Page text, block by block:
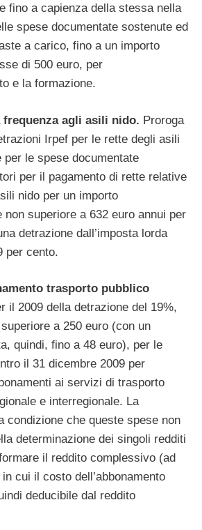
fino a capienza della stessa nella
spese documentate sostenute ed
a carico, fino a un importo
di 500 euro, per
e la formazione.
frequenza agli asili nido. Proroga
Irpef per le rette degli asili
per le spese documentate
per il pagamento di rette relative
nido per un importo
superiore a 632 euro annui per
detrazione dall’imposta lorda
per cento.
trasporto pubblico
il 2009 della detrazione del 19%,
a 250 euro (con un
quindi, fino a 48 euro), per le
il 31 dicembre 2009 per
ai servizi di trasporto
e interregionale. La
condizione che queste spese non
determinazione dei singoli redditi
il reddito complessivo (ad
cui il costo dell’abbonamento
deducibile dal reddito